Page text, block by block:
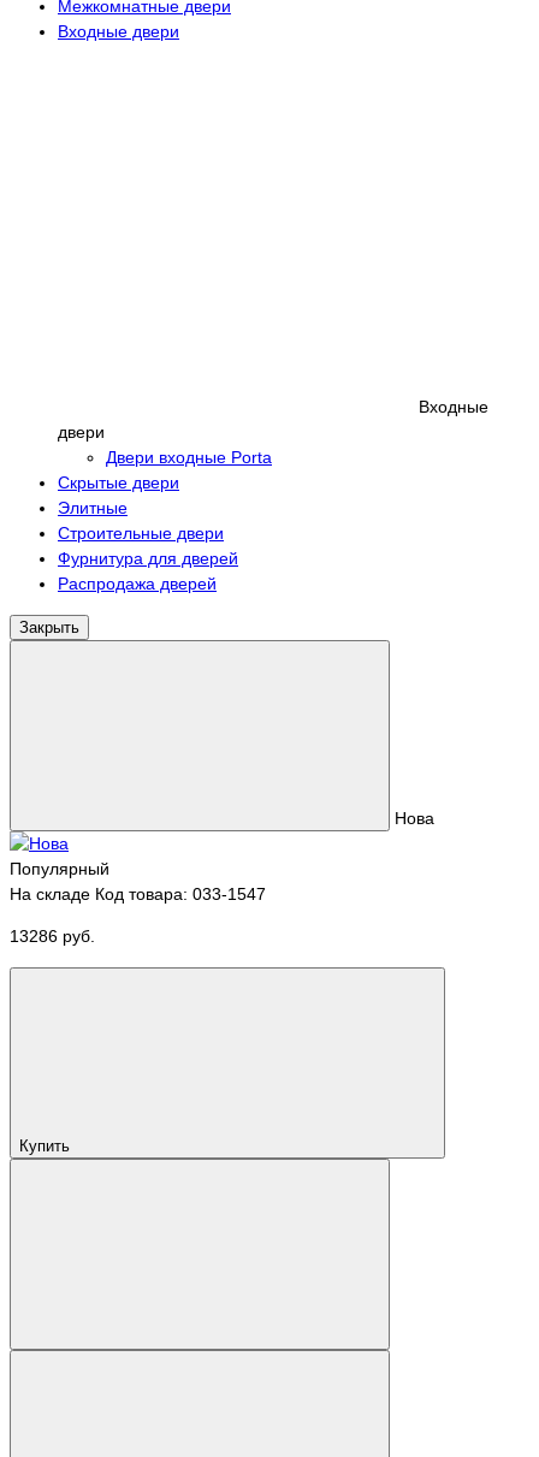
Межкомнатные двери
Входные двери
Входные
двери
Двери входные Porta
Скрытые двери
Элитные
Строительные двери
Фурнитура для дверей
Распродажа дверей
Закрыть
Нова
Популярный
На складе Код товара: 033-1547
13286 руб.
Купить